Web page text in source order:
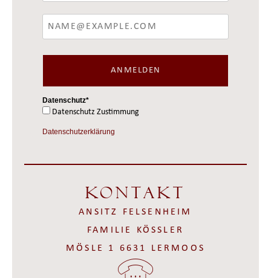
ANMELDEN
Datenschutz*
Datenschutz Zustimmung
Datenschutzerklärung
Kontakt
ANSITZ FELSENHEIM
FAMILIE KÖSSLER
MÖSLE 1 6631 LERMOOS